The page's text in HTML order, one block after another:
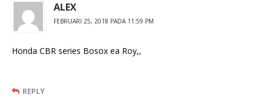
ALEX
FEBRUARI 25, 2018 PADA 11:59 PM
Honda CBR series Bosox ea Roy,,
REPLY